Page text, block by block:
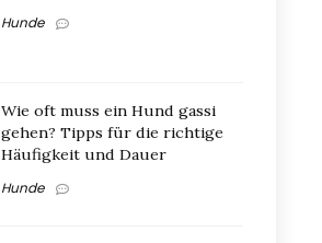
Hunde
Wie oft muss ein Hund gassi
gehen? Tipps für die richtige
Häufigkeit und Dauer
Hunde